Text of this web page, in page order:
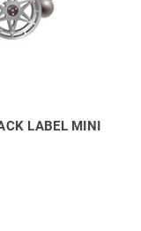
LABEL MINI